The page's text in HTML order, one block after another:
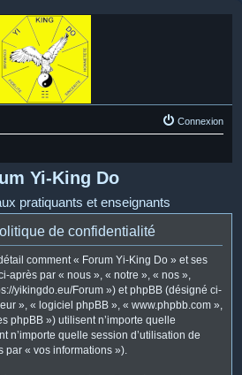
Connexion
Yi-King Do
pratiquants et enseignants
de confidentialité
comment « Forum Yi-King Do » et ses
après par « nous », « notre », « nos »,
yikingdo.eu/Forum ») et phpBB (désigné ci-
», « logiciel phpBB », « www.phpbb.com »,
phpBB ») utilisent n’importe quelle
n’importe quelle session d’utilisation de
par « vos informations »).